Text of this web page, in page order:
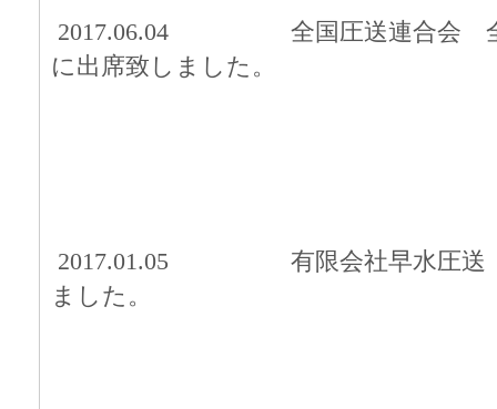
2017.06.04 全国圧送連合会 全
に出席致しました。
2017.01.05 有限会社早水圧送
ました。